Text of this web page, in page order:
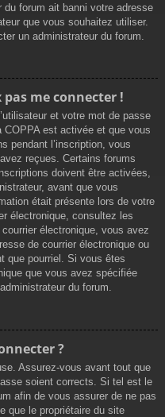
du forum ait banni votre adresse
que vous souhaitez utiliser.
un administrateur du forum.
me connecter !
et votre mot de passe
est activée et que vous
pendant l’inscription, vous
reçues. Certains forums
doivent être activées,
avant que vous
était présente lors de votre
électronique, consultez les
électronique, vous avez
de courrier électronique ou
que pourriel. Si vous êtes
que vous avez spécifiée
du forum.
?
Assurez-vous avant tout que
soient corrects. Si tel est le
afin de vous assurer de ne pas
que le propriétaire du site